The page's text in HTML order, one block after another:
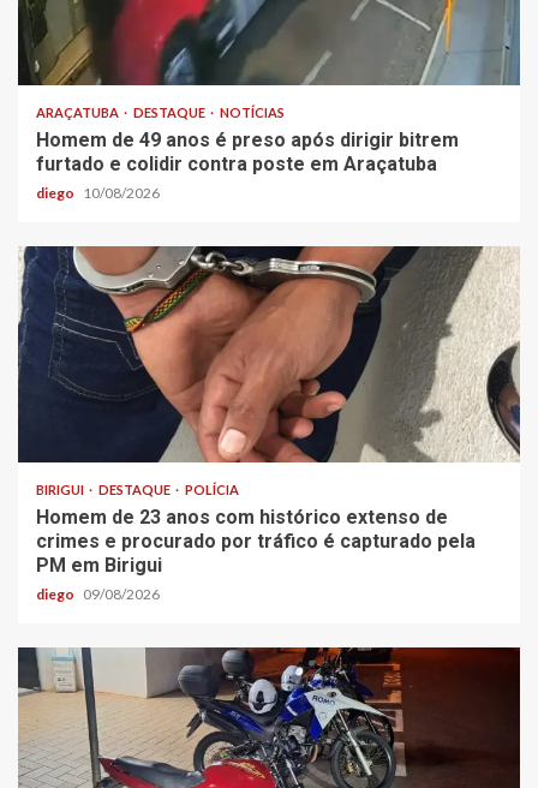
ARAÇATUBA DESTAQUE NOTÍCIAS
Homem de 49 anos é preso após dirigir bitrem
furtado e colidir contra poste em Araçatuba
diego 10/08/2026
BIRIGUI DESTAQUE POLÍCIA
Homem de 23 anos com histórico extenso de
crimes e procurado por tráfico é capturado pela
PM em Birigui
diego 09/08/2026